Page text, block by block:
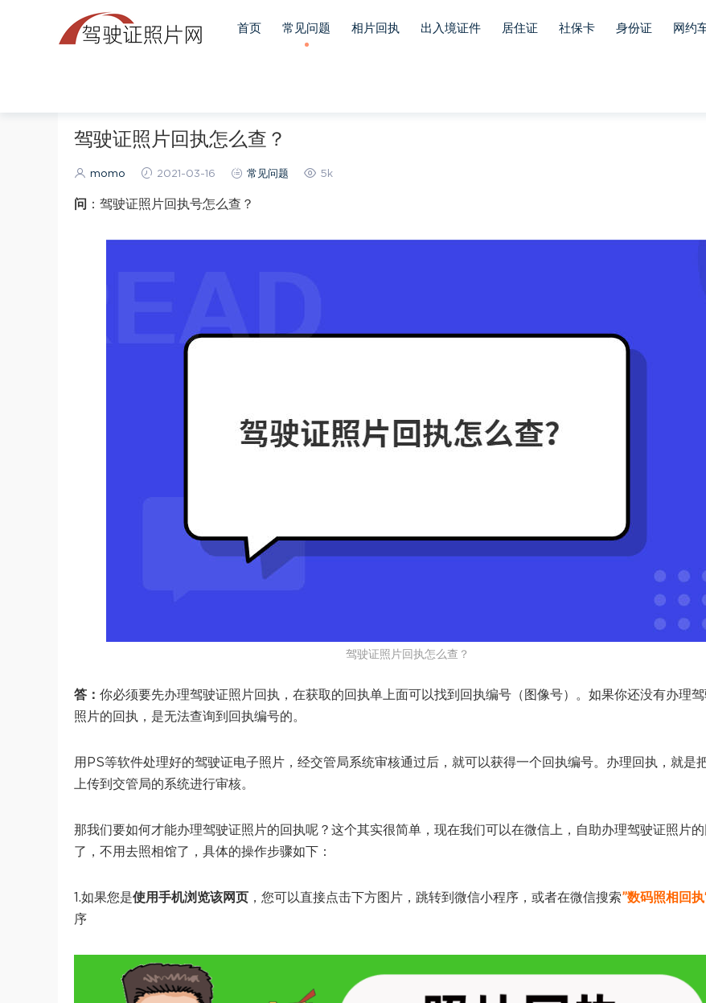
首页 常见问题 相片回执 出入境证件 居住证 社保卡 身份证 网约
驾驶证照片回执怎么查？
momo 2021-03-16 常见问题 5k
问 ：驾驶证照片回执号怎么查？
驾驶证照片回执怎么查？
答： 你必须要先办理驾驶证照片回执，在获取的回执单上面可以找到回执编号（图像号）。如果你还没有办理
照片的回执，是无法查询到回执编号的。
用PS等软件处理好的驾驶证电子照片，经交管局系统审核通过后，就可以获得一个回执编号。办理回执，就是
上传到交管局的系统进行审核。
那我们要如何才能办理驾驶证照片的回执呢？这个其实很简单，现在我们可以在微信上，自助办理驾驶证照片的
了，不用去照相馆了，具体的操作步骤如下：
1.如果您是使用手机浏览该网页 ，您可以直接点击下方图片，跳转到微信小程序，或者在微信搜索”数码照相回执
序